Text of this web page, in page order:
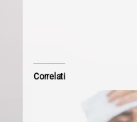
Correlati